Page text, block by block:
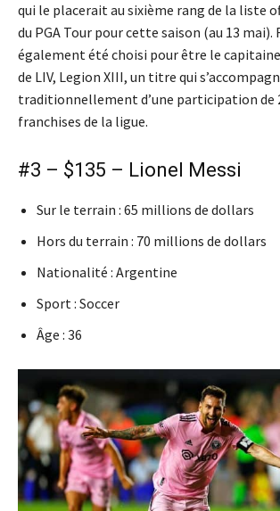
qui le placerait au sixième rang de la liste
du PGA Tour pour cette saison (au 13 mai).
également été choisi pour être le capitaine
de LIV, Legion XIII, un titre qui
traditionnellement d’une participation de
franchises de la ligue.
#3 – $135 – Lionel Messi
Sur le terrain : 65 millions de dollars
Hors du terrain : 70 millions de dollars
Nationalité : Argentine
Sport : Soccer
Âge : 36